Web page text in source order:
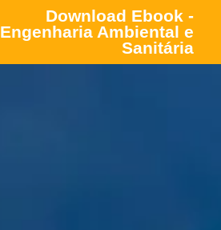
Download Ebook -
Engenharia Ambiental e
Sanitária